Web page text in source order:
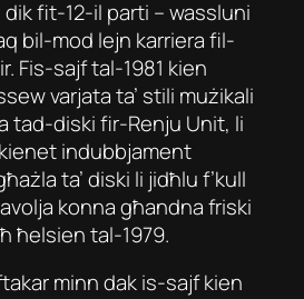
fit-12-il parti – wassluni
bil-mod lejn karriera fil-
Fis-sajf tal-1981 kien
varjata ta’ stili mużikali
tad-diski fir-Renju Unit, li
indubbjament
ta’ diski li jidħlu f’kull
konna għandna friski
ħelsien tal-1979.
minn dak is-sajf kien